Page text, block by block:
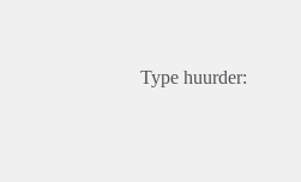
Type huurder: